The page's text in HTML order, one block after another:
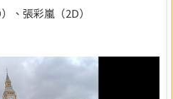
、張彩嵐（2D）